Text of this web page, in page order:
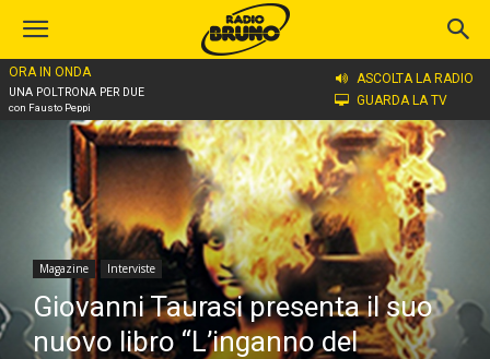
ORA IN ONDA
UNA POLTRONA PER DUE
con Fausto Peppi
ASCOLTA LA RADIO
GUARDA LA TV
Home
Magazine Interviste
Giovanni Taurasi presenta il suo
nuovo libro “L’inganno del